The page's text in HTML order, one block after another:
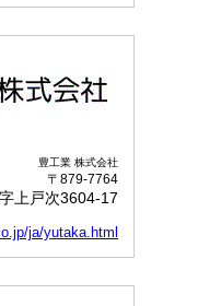
豊工業 株式会社
〒879-7764
上戸次3604-17
ja/yutaka.html